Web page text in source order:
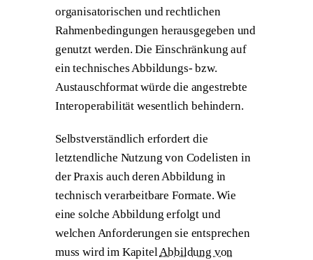
organisatorischen und rechtlichen
Rahmenbedingungen herausgegeben und
genutzt werden. Die Einschränkung auf
ein technisches Abbildungs- bzw.
Austauschformat würde die angestrebte
Interoperabilität wesentlich behindern.
Selbstverständlich erfordert die
letztendliche Nutzung von Codelisten in
der Praxis auch deren Abbildung in
technisch verarbeitbare Formate. Wie
eine solche Abbildung erfolgt und
welchen Anforderungen sie entsprechen
muss wird im KapitelAbbildung von